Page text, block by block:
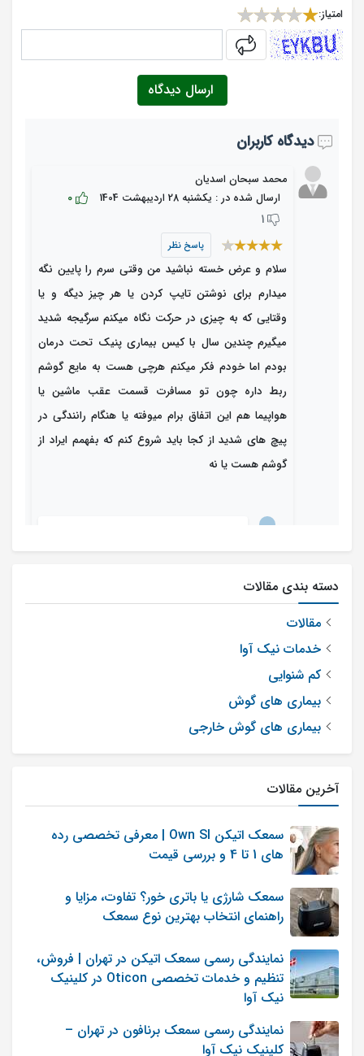
امتیاز:
ارسال دیدگاه
دیدگاه کاربران
محمد سبحان اسدیان
ارسال شده در : یکشنبه 28 اردیبهشت 1404
0
1
پاسخ نظر
سلام و عرض خسته نباشید من وقتی سرم را پایین نگه
میدارم برای نوشتن تایپ کردن یا هر چیز دیگه و یا
وقتایی که به چیزی در حرکت نگاه میکنم سرگیجه شدید
میگیرم چندین سال با کیس بیماری پنیک تحت درمان
بودم اما خودم فکر میکنم هرچی هست به مایع گوشم
ربط داره چون تو مسافرت قسمت عقب ماشین یا
هواپیما هم این اتفاق برام میوفته یا هنگام رانندگی در
پیچ های شدید از کجا باید شروع کنم که بفهمم ایراد از
گوشم هست یا نه
ارسال شده در : پنجشنبه 09 مرداد 1404
سلام. با توجه به علائمی که شرح دادید، مثل
نگاه کردن به اشیای متحرک، یا در
هواپیما یا رانندگی در پیچ‌ها، احتمال مشکل
در سیستم تعادلی گوش داخلی (مانند
بیماری‌های مرتبط با مایع گوش یا سیستم
دلایل دیگه‌ای هم داشته باشن، مثل مشکلات
عصبی، مسائل مربوط به گردن، یا حتی
عوارض جانبی داروهای مرتبط با درمان
مراکز سرگیجه مراجعه کنید.
احمد ضمیر
ارسال شده در : پنجشنبه 11 اردیبهشت 1404
پاسخ نظر
دسته بندی مقالات
مقالات
خدمات نیک آوا
کم شنوایی
بیماری های گوش
بیماری های گوش خارجی
آخرین مقالات
سمعک اتیکن Own SI | معرفی تخصصی رده
های 1 تا 4 و بررسی قیمت
سمعک شارژی یا باتری خور؟ تفاوت، مزایا و
راهنمای انتخاب بهترین نوع سمعک
نمایندگی رسمی سمعک اتیکن در تهران | فروش،
تنظیم و خدمات تخصصی Oticon در کلینیک
نیک آوا
نمایندگی رسمی سمعک برنافون در تهران –
کلینیک نیک آوا